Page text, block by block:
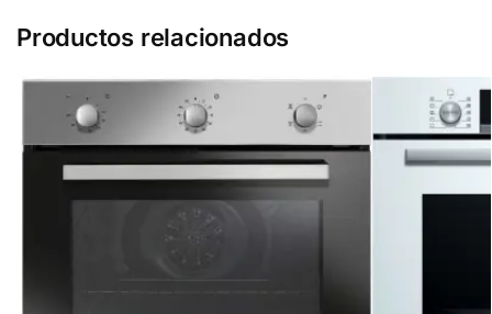
Productos relacionados